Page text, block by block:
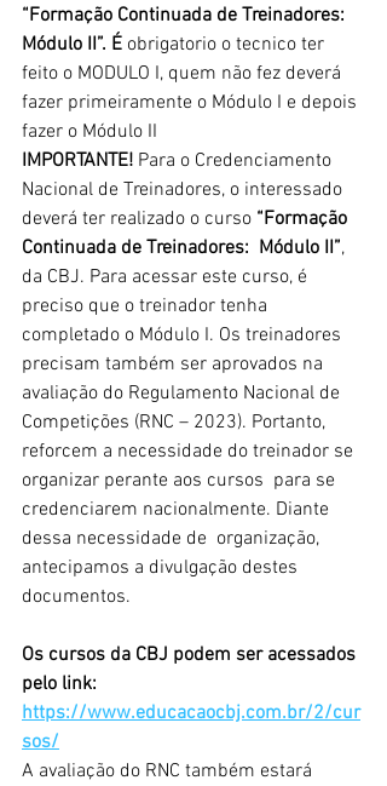
“Formação Continuada de Treinadores:
Módulo II”. É obrigatorio o tecnico ter
feito o MODULO I, quem não fez deverá
fazer primeiramente o Módulo I e depois
fazer o Módulo II
IMPORTANTE! Para o Credenciamento
Nacional de Treinadores, o interessado
deverá ter realizado o curso “Formação
Continuada de Treinadores:  Módulo II”,
da CBJ. Para acessar este curso, é
preciso que o treinador tenha
completado o Módulo I. Os treinadores
precisam também ser aprovados na
avaliação do Regulamento Nacional de
Competições (RNC – 2023). Portanto,
reforcem a necessidade do treinador se
organizar perante aos cursos  para se
credenciarem nacionalmente. Diante
dessa necessidade de  organização,
antecipamos a divulgação destes
documentos.
Os cursos da CBJ podem ser acessados
pelo link:
https://www.educacaocbj.com.br/2/cur
sos/
A avaliação do RNC também estará